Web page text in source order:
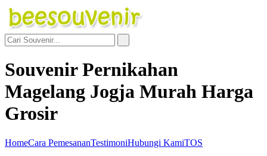
Souvenir Pernikahan
Magelang Jogja Murah Harga
Grosir
HomeCara PemesananTestimoniHubungi KamiTOS